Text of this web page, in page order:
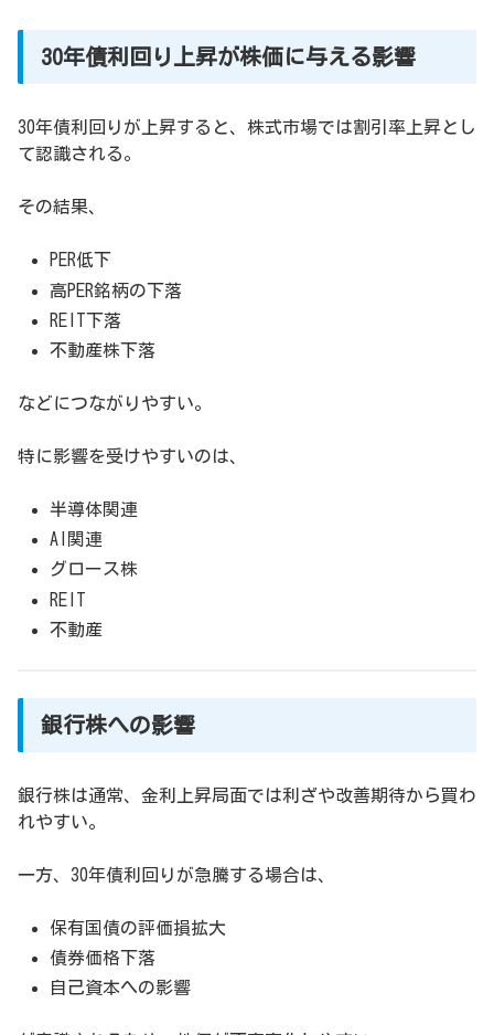
30年債利回り上昇が株価に与える影響
30年債利回りが上昇すると、株式市場では割引率上昇とし
て認識される。
その結果、
PER低下
高PER銘柄の下落
REIT下落
不動産株下落
などにつながりやすい。
特に影響を受けやすいのは、
半導体関連
AI関連
グロース株
REIT
不動産
銀行株への影響
銀行株は通常、金利上昇局面では利ざや改善期待から買わ
れやすい。
一方、30年債利回りが急騰する場合は、
保有国債の評価損拡大
債券価格下落
自己資本への影響